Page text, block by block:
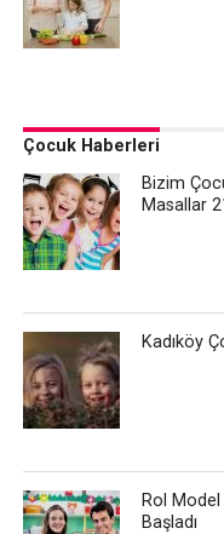
Çocuk Haberleri
Bizim
Masallar
Kadıköy
Rol
Başladı